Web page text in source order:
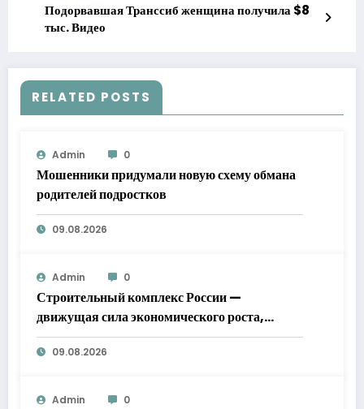
Подорвавшая Транссиб женщина получила $8
тыс. Видео
RELATED POSTS
Admin 0
Мошенники придумали новую схему обмана
родителей подростков
09.08.2026
Admin 0
Строительный комплекс России —
движущая сила экономического роста,
заявил Мишустин
09.08.2026
Admin 0